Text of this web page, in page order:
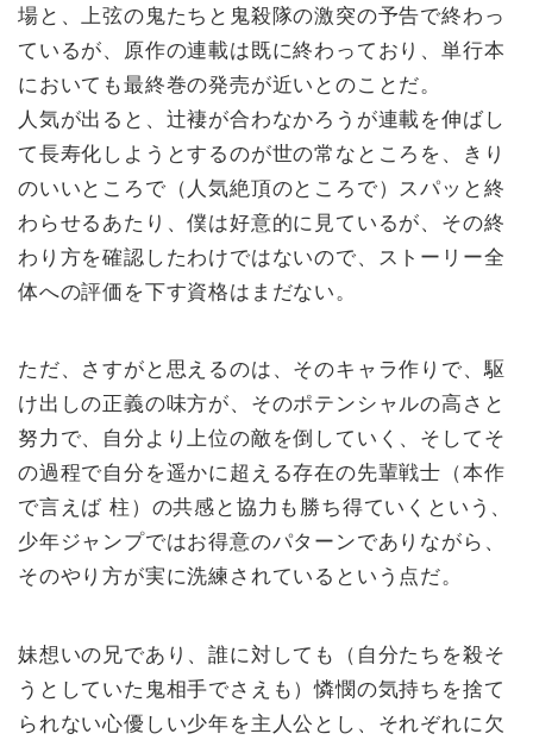
場と、上弦の鬼たちと鬼殺隊の激突の予告で終わっ
ているが、原作の連載は既に終わっており、単行本
においても最終巻の発売が近いとのことだ。
人気が出ると、辻褄が合わなかろうが連載を伸ばし
て長寿化しようとするのが世の常なところを、きり
のいいところで（人気絶頂のところで）スパッと終
わらせるあたり、僕は好意的に見ているが、その終
わり方を確認したわけではないので、ストーリー全
体への評価を下す資格はまだない。
ただ、さすがと思えるのは、そのキャラ作りで、駆
け出しの正義の味方が、そのポテンシャルの高さと
努力で、自分より上位の敵を倒していく、そしてそ
の過程で自分を遥かに超える存在の先輩戦士（本作
で言えば 柱）の共感と協力も勝ち得ていくという、
少年ジャンプではお得意のパターンでありながら、
そのやり方が実に洗練されているという点だ。
妹想いの兄であり、誰に対しても（自分たちを殺そ
うとしていた鬼相手でさえも）憐憫の気持ちを捨て
られない心優しい少年を主人公とし、それぞれに欠